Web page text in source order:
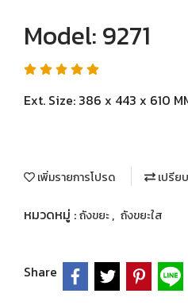
Model: 9271
Ext. Size: 386 x 443 x 610
เพิ่มรายการโปรด เปรีย
หมวดหมู่ :ถังขยะ, ถังขยะใส
Share